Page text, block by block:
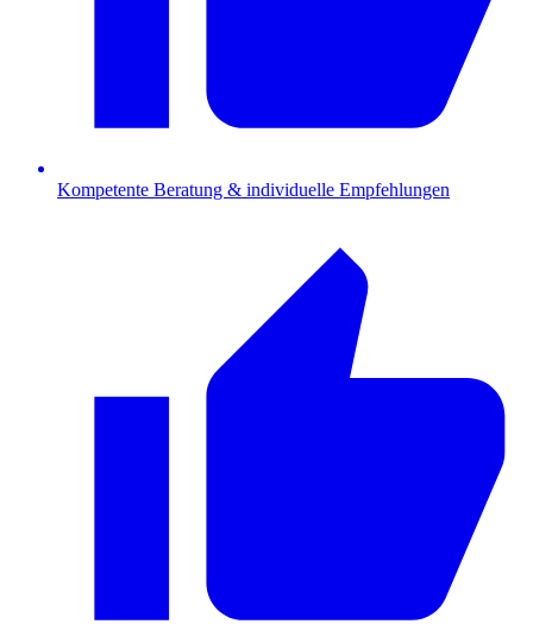
Kompetente Beratung & individuelle Empfehlungen